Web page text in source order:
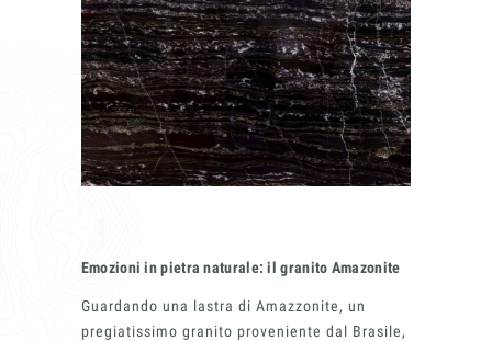
Emozioni in pietra naturale: il granito Amazonite
Guardando una lastra di Amazzonite, un
pregiatissimo granito proveniente dal Brasile,